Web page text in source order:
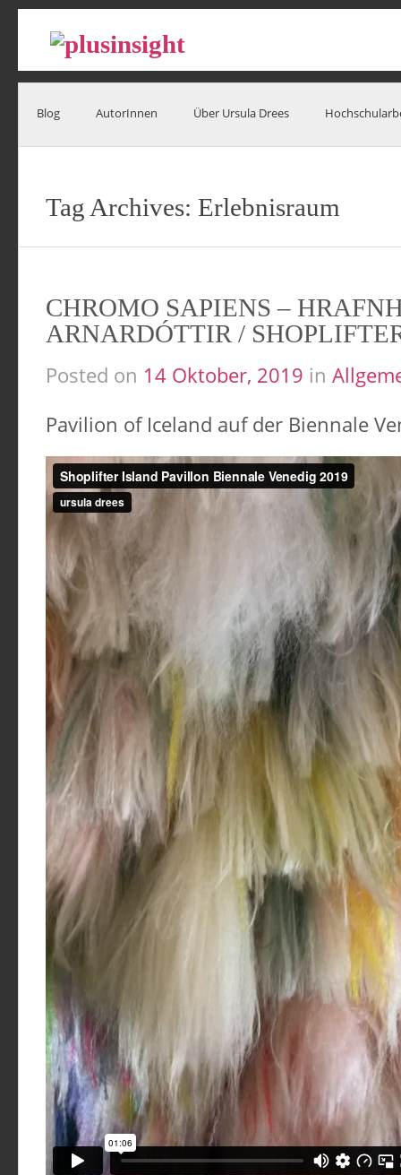
Blog AutorInnen Über Ursula Drees
Tag Archives: Erlebnisraum
CHROMO SAPIENS –
ARNARDÓTTIR /
Posted on 14 Oktober, 2019 in
Pavilion of Iceland auf der Biennale